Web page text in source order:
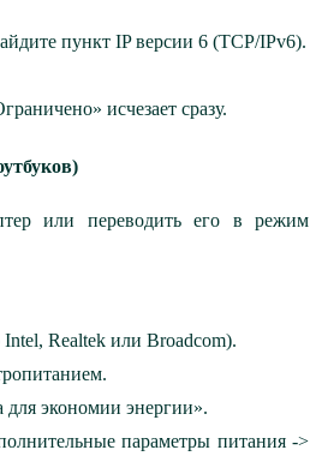
пункт IP версии 6 (TCP/IPv6).
исчезает сразу.
или переводить его в режим
Realtek или Broadcom).
для экономии энергии».
параметры питания ->